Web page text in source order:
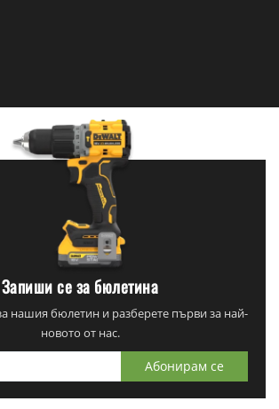
Запиши се за бюлетина
нашия бюлетин и разберете първи за най-
новото от нас.
Абонирам се